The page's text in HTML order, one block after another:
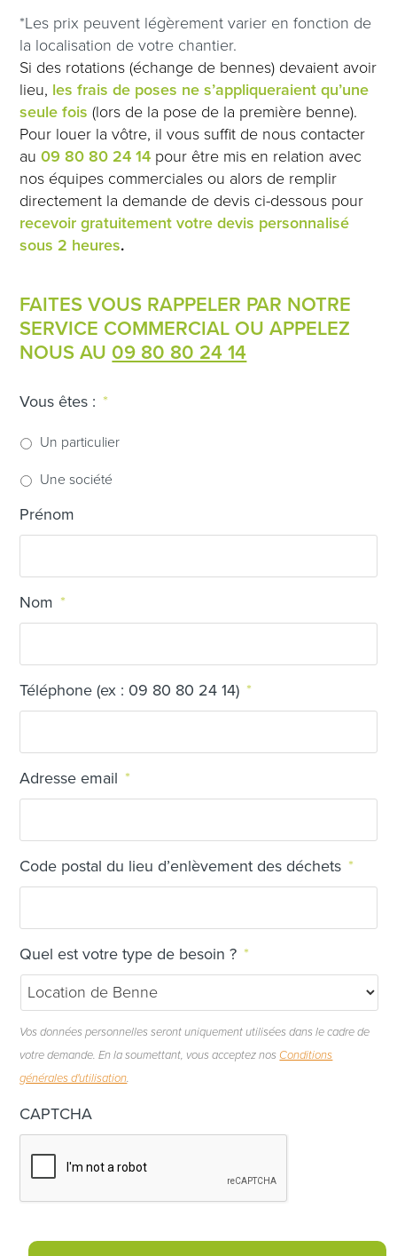
*Les prix peuvent légèrement varier en fonction de
la localisation de votre chantier.
Si des rotations (échange de bennes) devaient avoir
lieu, les frais de poses ne s’appliqueraient qu’une
seule fois (lors de la pose de la première benne).
Pour louer la vôtre, il vous suffit de nous contacter
au09 80 80 24 14 pour être mis en relation avec
nos équipes commerciales ou alors de remplir
directement la demande de devis ci-dessous pour
recevoir gratuitement votre devis personnalisé
sous 2 heures.
FAITES VOUS RAPPELER PAR NOTRE
SERVICE COMMERCIAL OU APPELEZ
NOUS AU 09 80 80 24 14
Vous êtes : *
Un particulier
Une société
Prénom
Nom *
Téléphone (ex : 09 80 80 24 14) *
Adresse email *
Code postal du lieu d’enlèvement des déchets *
Quel est votre type de besoin ? *
Vos données personnelles seront uniquement utilisées dans le cadre de
votre demande. En la soumettant, vous acceptez nos Conditions
générales d'utilisation.
CAPTCHA